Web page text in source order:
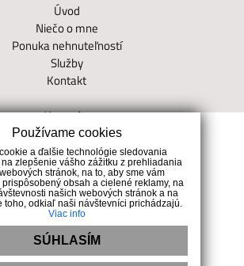
Úvod
Niečo o mne
Ponuka nehnuteľností
Služby
Kontakt
Kontakt
Mlynská 27, 04001 Košice
0915 864 553
info@prime-real.sk
Používame cookies
a ďalšie technológie sledovania
zlepšenie vášho zážitku z prehliadania
stránok, na to, aby sme vám
obsah a cielené reklamy, na
našich webových stránok a na
toho, odkiaľ naši návštevníci prichádzajú.
Viac info
SÚHLASÍM